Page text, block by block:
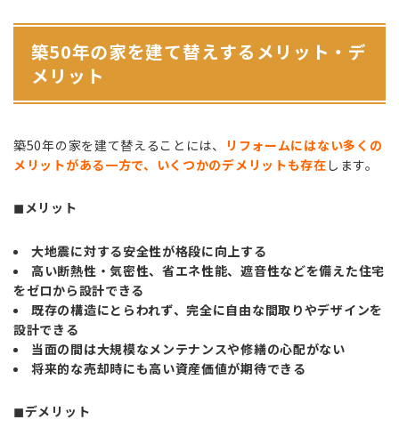
築50年の家を建て替えするメリット・デ
メリット
築50年の家を建て替えることには、
リフォームにはない多くの
メリットがある一方で、いくつかのデメリットも存在 します。
◼︎メリット
大地震に対する安全性が格段に向上する
高い断熱性・気密性、省エネ性能、遮音性などを備えた住宅
をゼロから設計できる
既存の構造にとらわれず、完全に自由な間取りやデザインを
設計できる
当面の間は大規模なメンテナンスや修繕の心配がない
将来的な売却時にも高い資産価値が期待できる
◼︎デメリット